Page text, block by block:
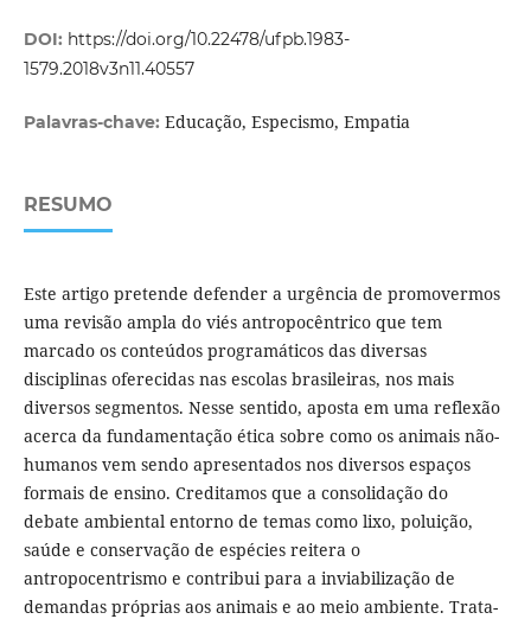
DOI: https://doi.org/10.22478/ufpb.1983-
1579.2018v3n11.40557
Palavras-chave: Educação, Especismo, Empatia
RESUMO
Este artigo pretende defender a urgência de promovermos
uma revisão ampla do viés antropocêntrico que tem
marcado os conteúdos programáticos das diversas
disciplinas oferecidas nas escolas brasileiras, nos mais
diversos segmentos. Nesse sentido, aposta em uma reflexão
acerca da fundamentação ética sobre como os animais não-
humanos vem sendo apresentados nos diversos espaços
formais de ensino. Creditamos que a consolidação do
debate ambiental entorno de temas como lixo, poluição,
saúde e conservação de espécies reitera o
antropocentrismo e contribui para a inviabilização de
demandas próprias aos animais e ao meio ambiente. Trata-